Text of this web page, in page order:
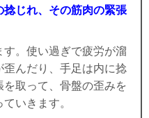
じれ、その筋肉の緊張
。使い過ぎで疲労が溜
歪んだり、手足は内に捻
取って、骨盤の歪みを
いきます。